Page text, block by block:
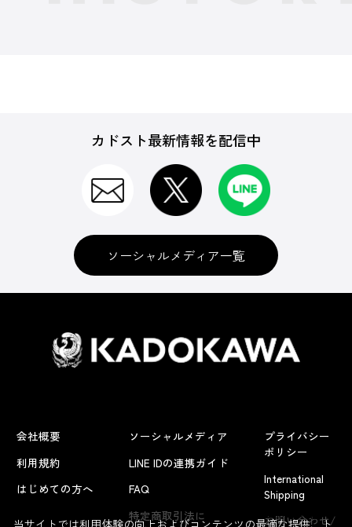
よくあるお問い合わせ
カドスト最新情報を配信中
ソーシャルメディア一覧
会社概要
利用規約
はじめての方へ
ソーシャルメディア
LINE IDの連携ガイド
FAQ
特定商取引法に
プライバシー
ポリシー
International
Shipping
お問い合わせ/